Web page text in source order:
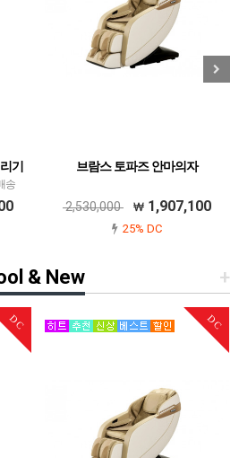
기
송
브람스 토파즈 안마의자
2,530,000 1,907,100
25% DC
+
& New
DC DC